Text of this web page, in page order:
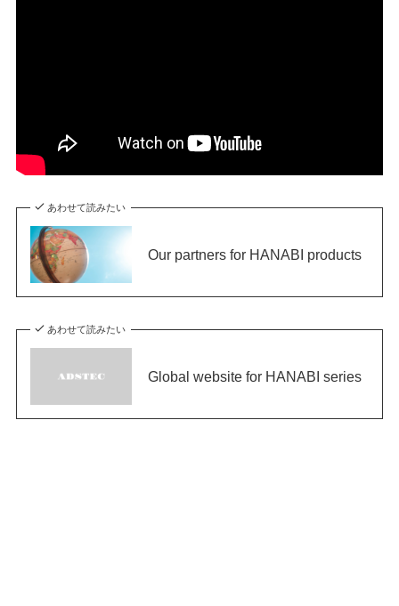
あわせて読みたい
Our partners for HANABI products
あわせて読みたい
Global website for HANABI series